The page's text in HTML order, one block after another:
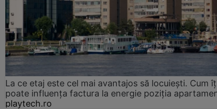
La ce etaj este cel mai avantajos să locuiești. Cum
poate influența factura la energie poziția
playtech.ro